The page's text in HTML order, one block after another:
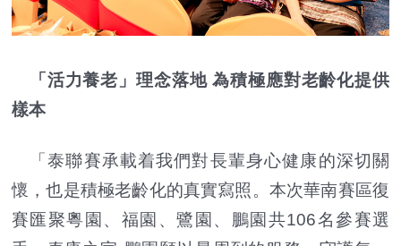
「活力養老」理念落地 為積極應對老齡化提供
樣本
「泰聯賽承載着我們對長輩身心健康的深切關
懷，也是積極老齡化的真實寫照。本次華南賽區復
賽匯聚粵園、福園、鷺園、鵬園共106名參賽選